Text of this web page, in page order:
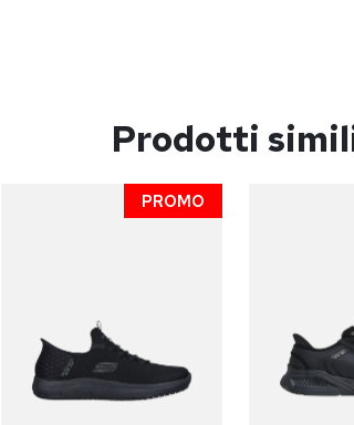
Prodotti
PROMO